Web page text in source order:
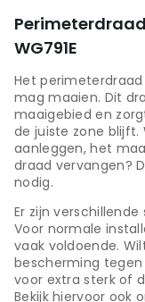
WG791E
Het
mag maaien. Dit
maaigebied en
de juiste zone blijft.
aanleggen, het
draad vervangen?
nodig.
Er zijn
Voor normale
vaak voldoende.
bescherming tegen
voor extra sterk of
Bekijk hiervoor ook